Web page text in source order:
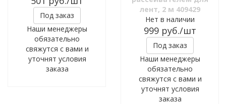
Под заказ
Наши менеджеры
обязательно
свяжутся с вами и
уточнят условия
заказа
лент, 2 м 409429
Нет в наличии
999 руб./шт
Под заказ
Наши менеджеры
обязательно
свяжутся с вами и
уточнят условия
заказа